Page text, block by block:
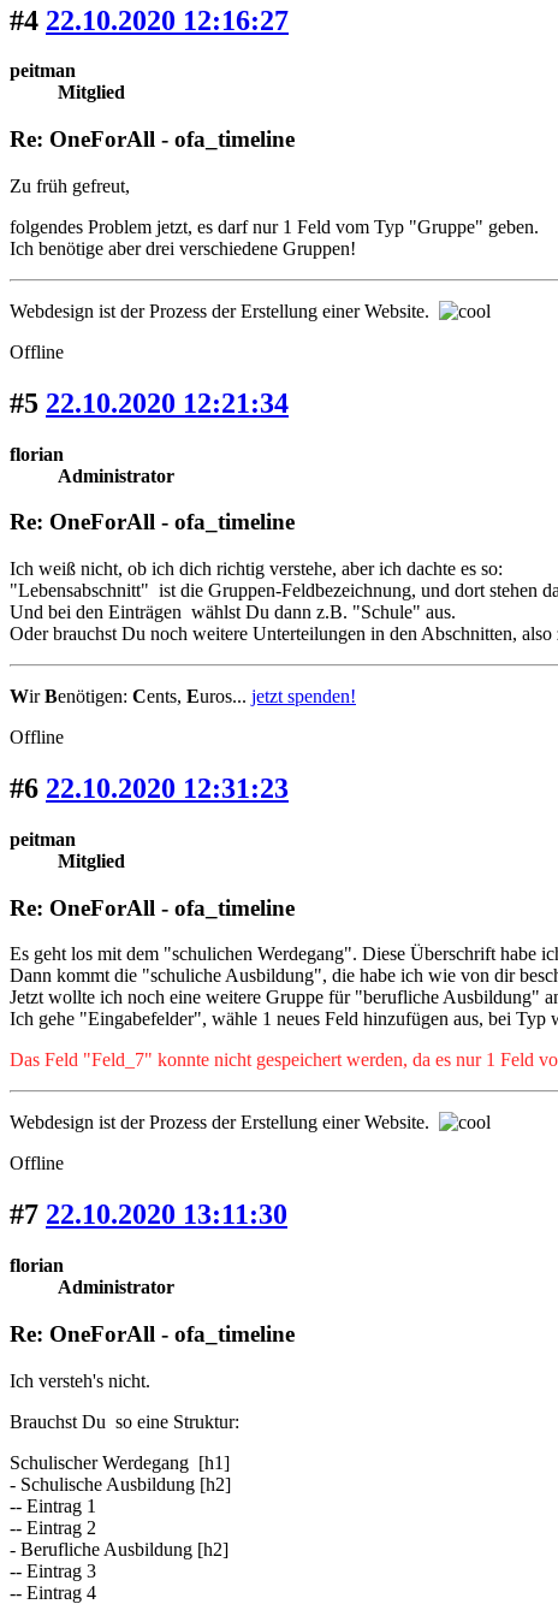
#4 22.10.2020 12:16:27
peitman
Mitglied
Re: OneForAll - ofa_timeline
Zu früh gefreut,
folgendes Problem jetzt, es darf nur 1 Feld vom Typ "Gruppe" geben.
Ich benötige aber drei verschiedene Gruppen!
Webdesign ist der Prozess der Erstellung einer Website.
Offline
#5 22.10.2020 12:21:34
florian
Administrator
Re: OneForAll - ofa_timeline
Ich weiß nicht, ob ich dich richtig verstehe, aber ich dachte es so:
"Lebensabschnitt" ist die Gruppen-Feldbezeichnung, und dort stehen
Und bei den Einträgen wählst Du dann z.B. "Schule" aus.
Oder brauchst Du noch weitere Unterteilungen in den Abschnitten,
WirBenötigen: Cents, Euros... jetzt spenden!
Offline
#6 22.10.2020 12:31:23
peitman
Mitglied
Re: OneForAll - ofa_timeline
Es geht los mit dem "schulichen Werdegang". Diese Überschrift habe
Dann kommt die "schuliche Ausbildung", die habe ich wie von dir
Jetzt wollte ich noch eine weitere Gruppe für "berufliche Ausbildung"
Ich gehe "Eingabefelder", wähle 1 neues Feld hinzufügen aus, bei
Das Feld "Feld_7" konnte nicht gespeichert werden, da es nur 1 Feld
Webdesign ist der Prozess der Erstellung einer Website.
Offline
#7 22.10.2020 13:11:30
florian
Administrator
Re: OneForAll - ofa_timeline
Ich versteh's nicht.
Brauchst Du so eine Struktur:
Schulischer Werdegang [h1]
- Schulische Ausbildung [h2]
-- Eintrag 1
-- Eintrag 2
- Berufliche Ausbildung [h2]
-- Eintrag 3
-- Eintrag 4